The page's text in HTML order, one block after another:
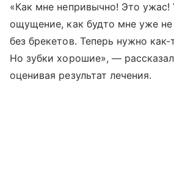
«Как мне непривычно! Это ужас!
ощущение, как будто мне уже не
без брекетов. Теперь нужно
Но зубки хорошие», —
оценивая результат лечения.